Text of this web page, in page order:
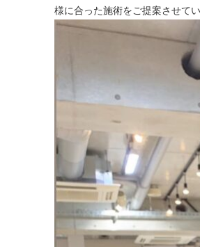
様に合った施術をご提案させて